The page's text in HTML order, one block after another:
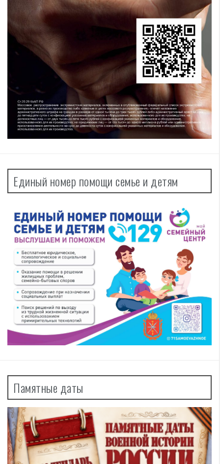
Единый номер помощи семье и детям
Памятные даты